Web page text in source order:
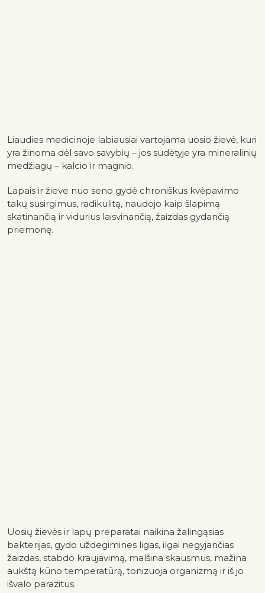
Liaudies medicinoje labiausiai vartojama uosio žievė, kuri
yra žinoma dėl savo savybių – jos sudėtyje yra mineralinių
medžiagų – kalcio ir magnio.
Lapais ir žieve nuo seno gydė chroniškus kvėpavimo
takų susirgimus, radikulitą, naudojo kaip šlapimą
skatinančią ir vidurius laisvinančią, žaizdas gydančią
priemonę.
Uosių žievės ir lapų preparatai naikina žalingąsias
bakterijas, gydo uždegimines ligas, ilgai negyjančias
žaizdas, stabdo kraujavimą, malšina skausmus, mažina
aukštą kūno temperatūrą, tonizuoja organizmą ir iš jo
išvalo parazitus.